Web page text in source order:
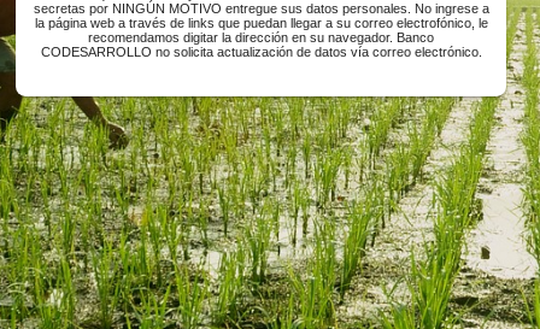
Ingresar al sistema
¡Consejos de seguridad!
Recuerde que su usuario y claves de los diferentes canales
secretas por NINGÚN MOTIVO entregue sus datos personales.
la página web a través de links que puedan llegar a su correo
recomendamos digitar la dirección en su navegador.
CODESARROLLO no solicita actualización de datos vía correo